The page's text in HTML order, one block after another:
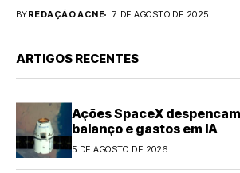
BYREDAÇÃO ACNE 7 DE AGOSTO DE 2025
ARTIGOS RECENTES
Ações SpaceX despencam
balanço e gastos em IA
5 DE AGOSTO DE 2026